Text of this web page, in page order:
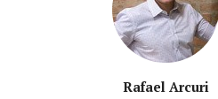
Rafael Arcuri